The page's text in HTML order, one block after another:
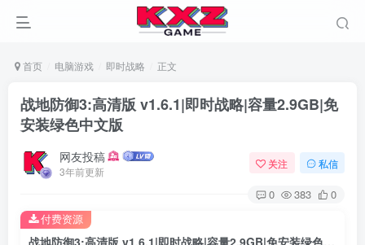
首页 电脑游戏 即时战略 正文
战地防御3:高清版 v1.6.1|即时战略|容量2.9GB|免
安装绿色中文版
网友投稿
3年前更新
关注 私信
0 383 0
战地防御3:高清版 v1.6.1|即时战略|容量2.9GB|免安装绿色中文版
付费资源